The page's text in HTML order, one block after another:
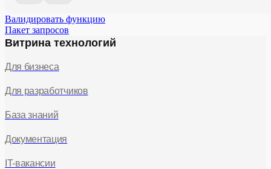
Валидировать функцию
Пакет запросов
Витрина технологий
Для бизнеса
Для разработчиков
База знаний
Документация
IT-вакансии